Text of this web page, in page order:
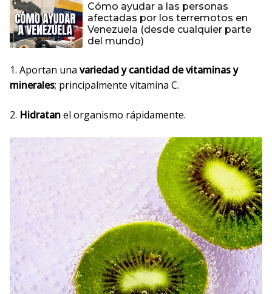
Cómo ayudar a las personas
afectadas por los terremotos en
Venezuela (desde cualquier parte
del mundo)
1. Aportan una variedad y cantidad de vitaminas y
minerales; principalmente vitamina C.
2. Hidratanel organismo rápidamente.